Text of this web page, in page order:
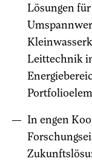
Lösungen
Leittechnik
In engen